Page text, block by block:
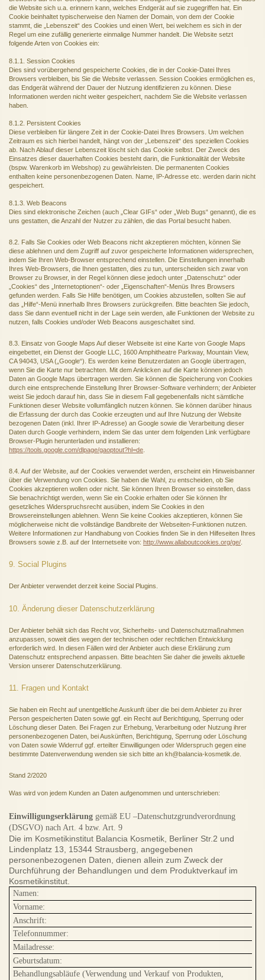
die Website sich u.a. erinnern kann, welches Endgerät auf sie zugegriffen hat. Ein
Cookie beinhaltet typischerweise den Namen der Domain, von dem der Cookie
stammt, die „Lebenszeit“ des Cookies und einen Wert, bei welchem es sich in der
Regel um eine zufällig generierte einmalige Nummer handelt. Die Website setzt
folgende Arten von Cookies ein:
8.1.1. Session Cookies
Dies sind vorübergehend gespeicherte Cookies, die in der Cookie-Datei Ihres
Browsers verbleiben, bis Sie die Website verlassen. Session Cookies ermöglichen es,
das Endgerät während der Dauer der Nutzung identifizieren zu können. Diese
Informationen werden nicht weiter gespeichert, nachdem Sie die Website verlassen
haben.
8.1.2. Persistent Cookies
Diese verbleiben für längere Zeit in der Cookie-Datei Ihres Browsers. Um welchen
Zeitraum es sich hierbei handelt, hängt von der „Lebenszeit“ des speziellen Cookies
ab. Nach Ablauf dieser Lebenszeit löscht sich das Cookie selbst. Der Zweck des
Einsatzes dieser dauerhaften Cookies besteht darin, die Funktionalität der Website
(bspw. Warenkorb im Webshop) zu gewährleisten. Die permanenten Cookies
enthalten keine personenbezogenen Daten. Name, IP-Adresse etc. werden darin nicht
gespeichert.
8.1.3. Web Beacons
Dies sind elektronische Zeichen (auch „Clear GIFs“ oder „Web Bugs“ genannt), die es
uns gestatten, die Anzahl der Nutzer zu zählen, die das Portal besucht haben.
8.2. Falls Sie Cookies oder Web Beacons nicht akzeptieren möchten, können Sie
diese ablehnen und dem Zugriff auf zuvor gespeicherte Informationen widersprechen,
indem Sie Ihren Web-Browser entsprechend einstellen. Die Einstellungen innerhalb
Ihres Web-Browsers, die Ihnen gestatten, dies zu tun, unterscheiden sich zwar von
Browser zu Browser, in der Regel können diese jedoch unter „Datenschutz“ oder
„Cookies“ des „Internetoptionen“- oder „Eigenschaften“-Menüs Ihres Browsers
gefunden werden. Falls Sie Hilfe benötigen, um Cookies abzustellen, sollten Sie auf
das „Hilfe“-Menü innerhalb Ihres Browsers zurückgreifen. Bitte beachten Sie jedoch,
dass Sie dann eventuell nicht in der Lage sein werden, alle Funktionen der Website zu
nutzen, falls Cookies und/oder Web Beacons ausgeschaltet sind.
8.3. Einsatz von Google Maps Auf dieser Webseite ist eine Karte von Google Maps
eingebettet, ein Dienst der Google LLC, 1600 Amphitheatre Parkway, Mountain View,
CA 94043, USA („Google“). Es werden keine Benutzerdaten an Google übertragen,
wenn Sie die Karte nur betrachten. Mit dem Anklicken auf die Karte können jedoch
Daten an Google Maps übertragen werden. Sie können die Speicherung von Cookies
durch eine entsprechende Einstellung Ihrer Browser-Software verhindern; der Anbieter
weist Sie jedoch darauf hin, dass Sie in diesem Fall gegebenenfalls nicht sämtliche
Funktionen dieser Website vollumfänglich nutzen können. Sie können darüber hinaus
die Erfassung der durch das Cookie erzeugten und auf Ihre Nutzung der Website
bezogenen Daten (inkl. Ihrer IP-Adresse) an Google sowie die Verarbeitung dieser
Daten durch Google verhindern, indem Sie das unter dem folgenden Link verfügbare
Browser-Plugin herunterladen und installieren:
https://tools.google.com/dlpage/gaoptout?hl=de
8.4. Auf der Website, auf der Cookies verwendet werden, erscheint ein Hinweisbanner
über die Verwendung von Cookies. Sie haben die Wahl, zu entscheiden, ob Sie
Cookies akzeptieren wollen oder nicht. Sie können Ihren Browser so einstellen, dass
Sie benachrichtigt werden, wenn Sie ein Cookie erhalten oder Sie können Ihr
gesetzliches Widerspruchsrecht ausüben, indem Sie Cookies in den
Browsereinstellungen ablehnen. Wenn Sie keine Cookies akzeptieren, können Sie
möglicherweise nicht die vollständige Bandbreite der Webseiten-Funktionen nutzen.
Weitere Informationen zur Handhabung von Cookies finden Sie in den Hilfeseiten Ihres
Browsers sowie z.B. auf der Internetseite von: http://www.allaboutcookies.org/ge/
9. Social Plugins
Der Anbieter verwendet derzeit keine Social Plugins.
10. Änderung dieser Datenschutzerklärung
Der Anbieter behält sich das Recht vor, Sicherheits- und Datenschutzmaßnahmen
anzupassen, soweit dies wegen der technischen oder rechtlichen Entwicklung
erforderlich wird. In diesen Fällen wird der Anbieter auch diese Erklärung zum
Datenschutz entsprechend anpassen. Bitte beachten Sie daher die jeweils aktuelle
Version unserer Datenschutzerklärung.
11. Fragen und Kontakt
Sie haben ein Recht auf unentgeltliche Auskunft über die bei dem Anbieter zu ihrer
Person gespeicherten Daten sowie ggf. ein Recht auf Berichtigung, Sperrung oder
Löschung dieser Daten. Bei Fragen zur Erhebung, Verarbeitung oder Nutzung ihrer
personenbezogenen Daten, bei Auskünften, Berichtigung, Sperrung oder Löschung
von Daten sowie Widerruf ggf. erteilter Einwilligungen oder Widerspruch gegen eine
bestimmte Datenverwendung wenden sie sich bitte an kh@balancia-kosmetik.de.
Stand 2/2020
Was wird von jedem Kunden an Daten aufgenommen und unterschrieben:
Einwilligungserklärung gemäß EU –Datenschutzgrundverordnung
(DSGVO) nach Art. 4 bzw. Art. 9
Die im Kosmetikinstitut Balancia Kosmetik, Berliner Str.2 und
Lindenplatz 13, 15344 Strausberg, angegebenen
personenbezogenen Daten, dienen allein zum Zweck der
Durchführung der Behandlungen und dem Produktverkauf im
Kosmetikinstitut.
Namen:
Vorname:
Anschrift:
Telefonnummer:
Mailadresse:
Geburtsdatum:
Behandlungsabläufe (Verwendung und Verkauf von Produkten,